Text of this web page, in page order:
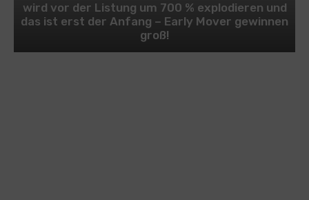
wird vor der Listung um 700 % explodieren und
das ist erst der Anfang – Early Mover gewinnen
groß!